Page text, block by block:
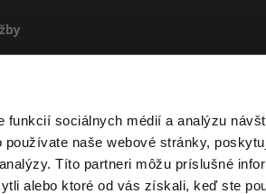
funkcií sociálnych médií a analýzu
naše webové stránky,
Títo partneri môžu príslušné
alebo ktoré od vás získali, keď ste
firmy